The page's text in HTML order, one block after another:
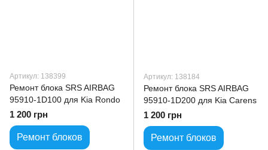
Артикул: 138399
Ремонт блока SRS AIRBAG
95910-1D100 для Kia Rondo
1 200 грн
Ремонт блоков
Артикул: 138184
Ремонт блока SRS AIRBAG
95910-1D200 для Kia Carens
1 200 грн
Ремонт блоков